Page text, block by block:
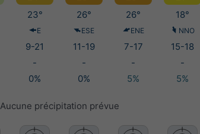
23° 26° 26° 18°
E ESE ENE NNO
9-21 11-19 7-17 15-18
- - - -
0% 0% 5% 5%
Aucune précipitation prévue